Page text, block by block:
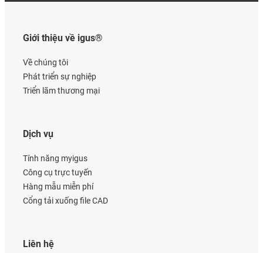
Giới thiệu về igus®
Về chúng tôi
Phát triển sự nghiệp
Triển lãm thương mại
Dịch vụ
Tính năng myigus
Công cụ trực tuyến
Hàng mẫu miễn phí
Cổng tải xuống file CAD
Liên hệ